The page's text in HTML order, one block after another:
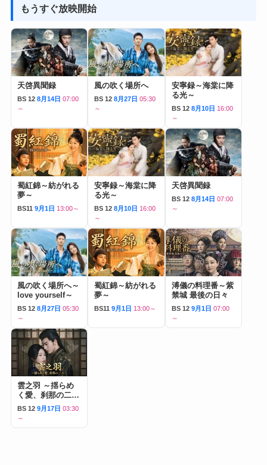
もうすぐ放映開始
天啓異聞録
BS 12 8月14日 07:00
～
風の吹く場所へ
BS 12 8月27日 05:30
～
安寧録～海棠に降
る光～
BS 12 8月10日 16:00
～
蜀紅錦～紡がれる
夢～
BS11 9月1日 13:00～
安寧録～海棠に降
る光～
BS 12 8月10日 16:00
～
天啓異聞録
BS 12 8月14日 07:00
～
風の吹く場所へ～
love yourself～
BS 12 8月27日 05:30
～
蜀紅錦～紡がれる
夢～
BS11 9月1日 13:00～
溥儀の料理番～紫
禁城 最後の日々
BS 12 9月1日 07:00
～
雲之羽 ～揺らめ
く愛、刹那の二人
～
BS 12 9月17日 03:30
～